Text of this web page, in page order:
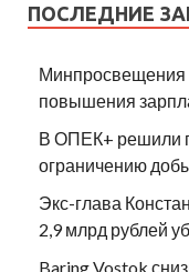
ПОСЛЕДНИЕ
Минпросвещения
повышения
В ОПЕК+ решили
ограничению
Экс-глава
2,9 млрд рублей
Baring Vostok